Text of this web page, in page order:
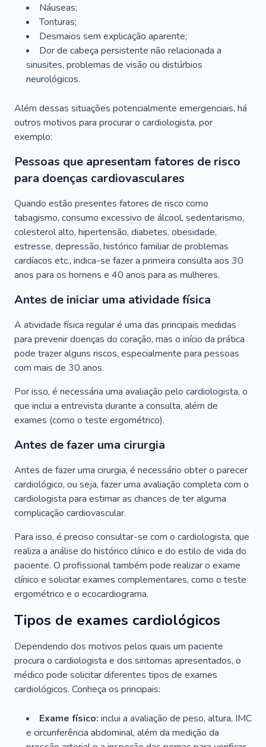
Náuseas;
Tonturas;
Desmaios sem explicação aparente;
Dor de cabeça persistente não relacionada a
sinusites, problemas de visão ou distúrbios
neurológicos.
Além dessas situações potencialmente emergenciais, há
outros motivos para procurar o cardiologista, por
exemplo:
Pessoas que apresentam fatores de risco
para doenças cardiovasculares
Quando estão presentes fatores de risco como
tabagismo, consumo excessivo de álcool, sedentarismo,
colesterol alto, hipertensão, diabetes, obesidade,
estresse, depressão, histórico familiar de problemas
cardíacos etc., indica-se fazer a primeira consulta aos 30
anos para os homens e 40 anos para as mulheres.
Antes de iniciar uma atividade física
A atividade física regular é uma das principais medidas
para prevenir doenças do coração, mas o início da prática
pode trazer alguns riscos, especialmente para pessoas
com mais de 30 anos.
Por isso, é necessária uma avaliação pelo cardiologista, o
que inclui a entrevista durante a consulta, além de
exames (como o teste ergométrico).
Antes de fazer uma cirurgia
Antes de fazer uma cirurgia, é necessário obter o parecer
cardiológico, ou seja, fazer uma avaliação completa com o
cardiologista para estimar as chances de ter alguma
complicação cardiovascular.
Para isso, é preciso consultar-se com o cardiologista, que
realiza a análise do histórico clínico e do estilo de vida do
paciente. O profissional também pode realizar o exame
clínico e solicitar exames complementares, como o teste
ergométrico e o ecocardiograma.
Tipos de exames cardiológicos
Dependendo dos motivos pelos quais um paciente
procura o cardiologista e dos sintomas apresentados, o
médico pode solicitar diferentes tipos de exames
cardiológicos. Conheça os principais:
Exame físico: inclui a avaliação de peso, altura, IMC
e circunferência abdominal, além da medição da